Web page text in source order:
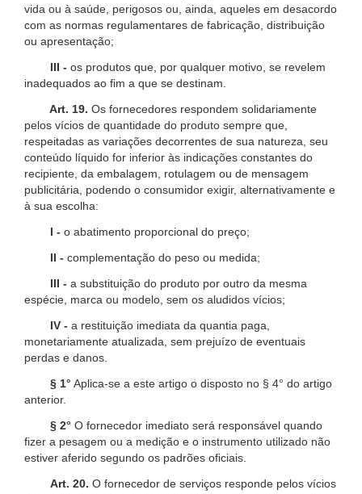
vida ou à saúde, perigosos ou, ainda, aqueles em desacordo
com as normas regulamentares de fabricação, distribuição
ou apresentação;
III - os produtos que, por qualquer motivo, se revelem
inadequados ao fim a que se destinam.
Art. 19. Os fornecedores respondem solidariamente
pelos vícios de quantidade do produto sempre que,
respeitadas as variações decorrentes de sua natureza, seu
conteúdo líquido for inferior às indicações constantes do
recipiente, da embalagem, rotulagem ou de mensagem
publicitária, podendo o consumidor exigir, alternativamente e
à sua escolha:
I - o abatimento proporcional do preço;
II - complementação do peso ou medida;
III - a substituição do produto por outro da mesma
espécie, marca ou modelo, sem os aludidos vícios;
IV - a restituição imediata da quantia paga,
monetariamente atualizada, sem prejuízo de eventuais
perdas e danos.
§ 1° Aplica-se a este artigo o disposto no § 4° do artigo
anterior.
§ 2° O fornecedor imediato será responsável quando
fizer a pesagem ou a medição e o instrumento utilizado não
estiver aferido segundo os padrões oficiais.
Art. 20. O fornecedor de serviços responde pelos vícios